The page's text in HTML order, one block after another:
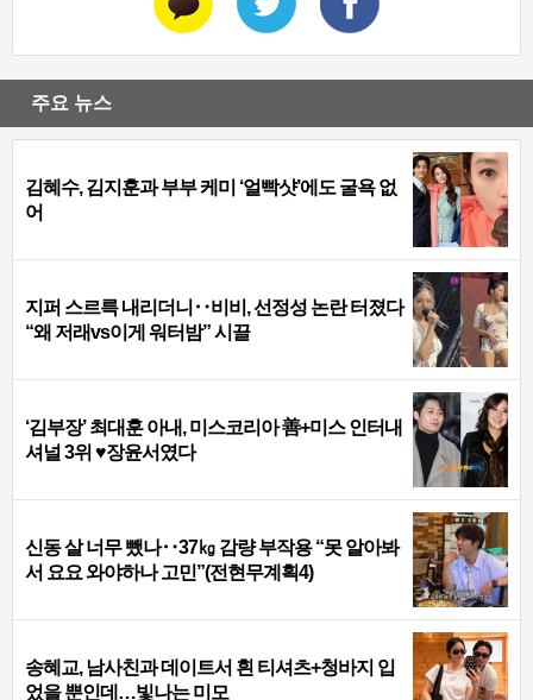
주요 뉴스
김혜수, 김지훈과 부부 케미 ‘얼빡샷’에도 굴욕 없
어
지퍼 스르륵 내리더니‥비비, 선정성 논란 터졌다
“왜 저래vs이게 워터밤” 시끌
‘김부장’ 최대훈 아내, 미스코리아 善+미스 인터내
셔널 3위 ♥장윤서였다
신동 살 너무 뺐나‥37㎏ 감량 부작용 “못 알아봐
서 요요 와야하나 고민”(전현무계획4)
송혜교, 남사친과 데이트서 흰 티셔츠+청바지 입
었을 뿐인데…빛나는 미모